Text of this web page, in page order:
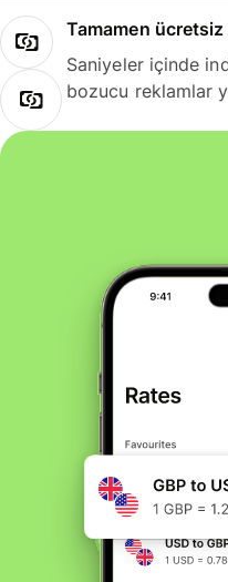
Tamamen ücretsiz
Saniyeler içinde
bozucu reklamlar